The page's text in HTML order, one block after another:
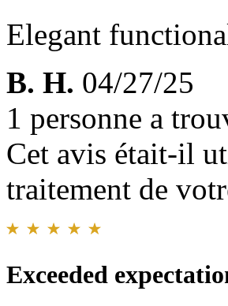
Elegant
B. H. 04/27/25
1 personne a
Cet avis était-il
traitement de
Exceeded